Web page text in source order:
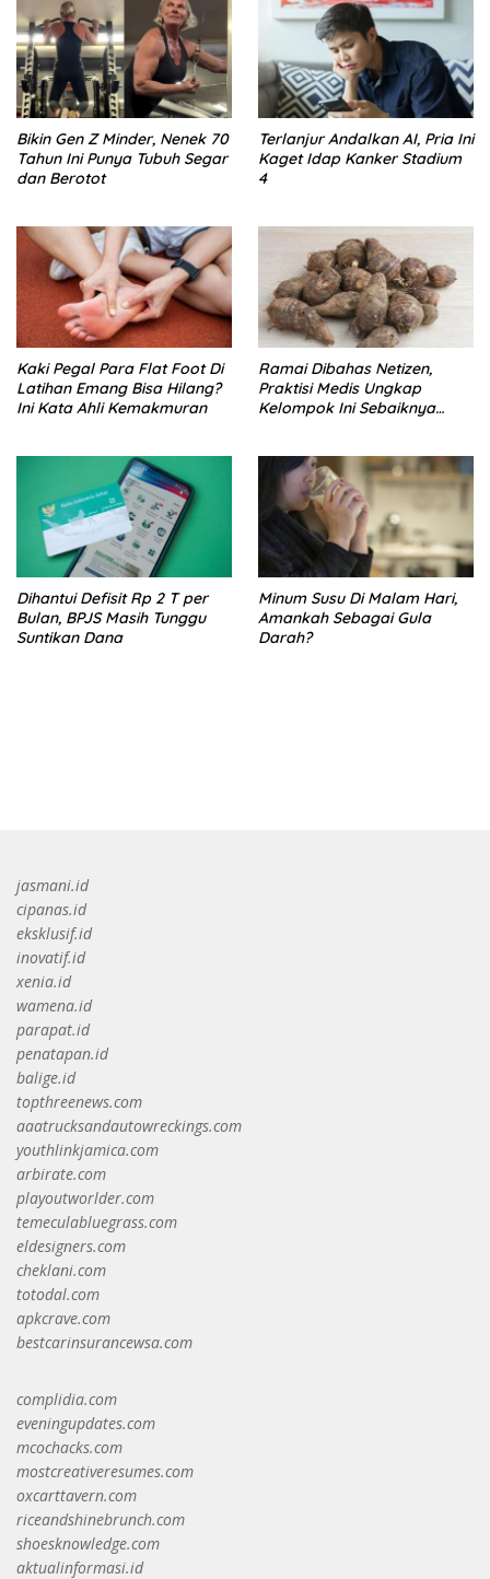
Bikin Gen Z Minder, Nenek 70
Tahun Ini Punya Tubuh Segar
dan Berotot
Terlanjur Andalkan AI, Pria Ini
Kaget Idap Kanker Stadium
4
Kaki Pegal Para Flat Foot Di
Latihan Emang Bisa Hilang?
Ini Kata Ahli Kemakmuran
Ramai Dibahas Netizen,
Praktisi Medis Ungkap
Kelompok Ini Sebaiknya
Dihantui Defisit Rp 2 T per
Bulan, BPJS Masih Tunggu
Suntikan Dana
Minum Susu Di Malam Hari,
Amankah Sebagai Gula
Darah?
jasmani.id
cipanas.id
eksklusif.id
inovatif.id
xenia.id
wamena.id
parapat.id
penatapan.id
balige.id
topthreenews.com
aaatrucksandautowreckings.com
youthlinkjamica.com
arbirate.com
playoutworlder.com
temeculabluegrass.com
eldesigners.com
cheklani.com
totodal.com
apkcrave.com
bestcarinsurancewsa.com
complidia.com
eveningupdates.com
mcochacks.com
mostcreativeresumes.com
oxcarttavern.com
riceandshinebrunch.com
shoesknowledge.com
aktualinformasi.id